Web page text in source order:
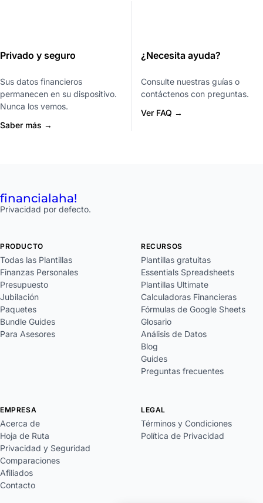
Privado y seguro
Sus datos financieros
permanecen en su dispositivo.
Nunca los vemos.
Saber más →
¿Necesita ayuda?
Consulte nuestras guías o
contáctenos con preguntas.
Ver FAQ →
financialaha!
Privacidad por defecto.
PRODUCTO
Todas las Plantillas
Finanzas Personales
Presupuesto
Jubilación
Paquetes
Bundle Guides
Para Asesores
RECURSOS
Plantillas gratuitas
Essentials Spreadsheets
Plantillas Ultimate
Calculadoras Financieras
Fórmulas de Google Sheets
Glosario
Análisis de Datos
Blog
Guides
Preguntas frecuentes
EMPRESA
Acerca de
Hoja de Ruta
Privacidad y Seguridad
Comparaciones
Afiliados
Contacto
LEGAL
Términos y Condiciones
Política de Privacidad